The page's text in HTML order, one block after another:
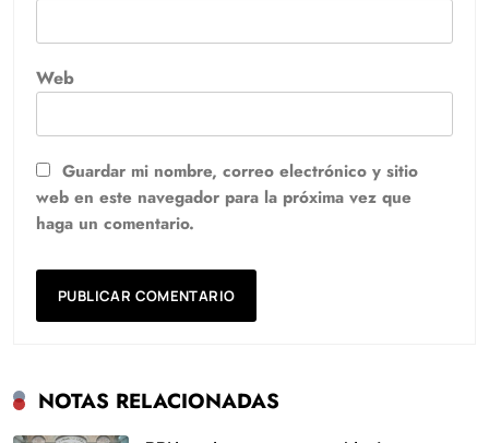
Web
Guardar mi nombre, correo electrónico y sitio
web en este navegador para la próxima vez que
haga un comentario.
NOTAS RELACIONADAS